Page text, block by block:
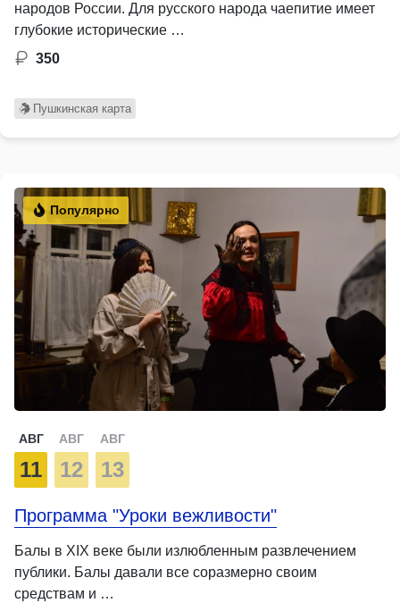
народов России. Для русского народа чаепитие имеет
глубокие исторические …
350
Пушкинская карта
Популярно
АВГ
11
АВГ
12
АВГ
13
Программа "Уроки вежливости"
Балы в XIX веке были излюбленным развлечением
публики. Балы давали все соразмерно своим
средствам и …